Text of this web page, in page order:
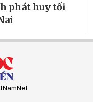
phát huy tối